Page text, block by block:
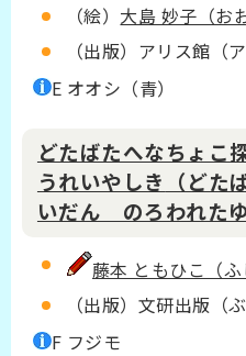
（絵） 大島 妙子（お
（出版）アリス館（
E オオシ（青）
どたばたへなちょ
うれいやしき （どた
いだん のろわれたゆ
藤本 ともひこ（ふ
（出版）文研出版（
F フジモ